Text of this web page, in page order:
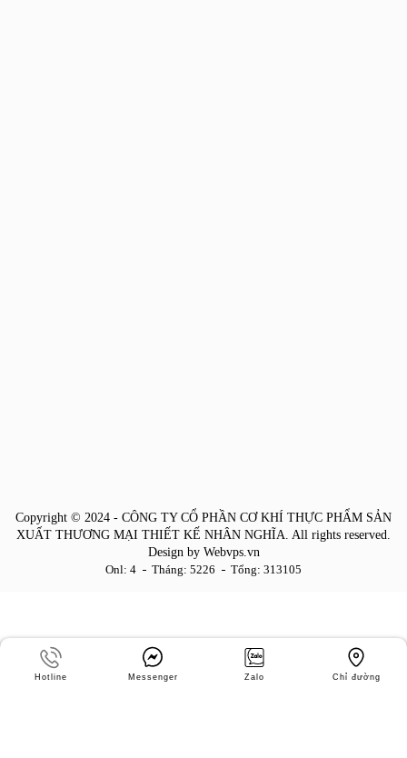
Copyright © 2024 - CÔNG TY CỔ PHẦN CƠ KHÍ THỰC PHẨM SẢN
XUẤT THƯƠNG MẠI THIẾT KẾ NHÂN NGHĨA. All rights reserved.
Design by Webvps.vn
Onl: 4
Tháng: 5226 Tổng: 313105
Hotline Messenger Zalo Chỉ đường